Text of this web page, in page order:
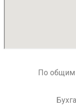
По общим